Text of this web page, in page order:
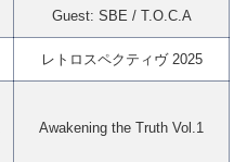
Guest: SBE / T.O.C.A
レトロスペクティヴ 2025
Awakening the Truth Vol.1